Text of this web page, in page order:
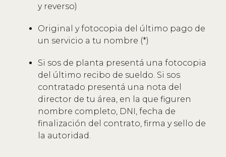
y reverso)
Original y fotocopia del último pago de
un servicio a tu nombre (*)
Si sos de planta presentá una fotocopia
del último recibo de sueldo. Si sos
contratado presentá una nota del
director de tu área, en la que figuren
nombre completo, DNI, fecha de
finalización del contrato, firma y sello de
la autoridad.